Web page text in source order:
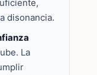
disonancia.
La